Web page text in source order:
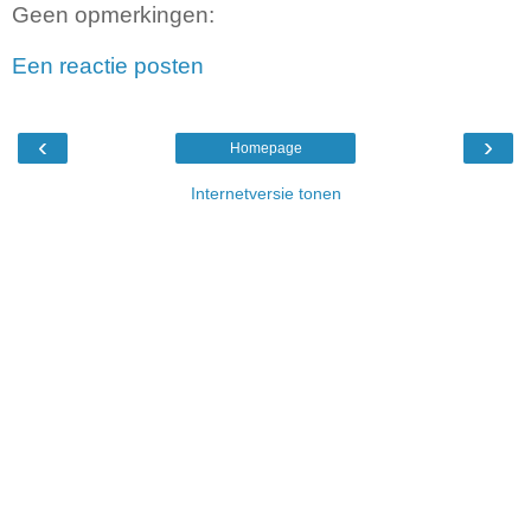
Geen opmerkingen:
Een reactie posten
‹ ›
Homepage
Internetversie tonen